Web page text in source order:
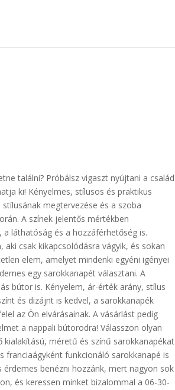
találni? Próbálsz vigaszt nyújtani a család
ki! Kényelmes, stílusos és praktikus
megtervezése és a szoba
A színek jelentős mértékben
láthatóság és a hozzáférhetőség is.
csak kikapcsolódásra vágyik, és sokan
elem, amelyet mindenki egyéni igényei
egy sarokkanapét választani. A
bútor is. Kényelem, ár-érték arány, stílus
és dizájnt is kedvel, a sarokkanapék
az Ön elvárásainak. A vásárlást pedig
a nappali bútorodra! Válasszon olyan
méretű és színű sarokkanapékat
franciaágyként funkcionáló sarokkanapé is
érdemes benézni hozzánk, mert nagyon sok
és keressen minket bizalommal a 06-30-